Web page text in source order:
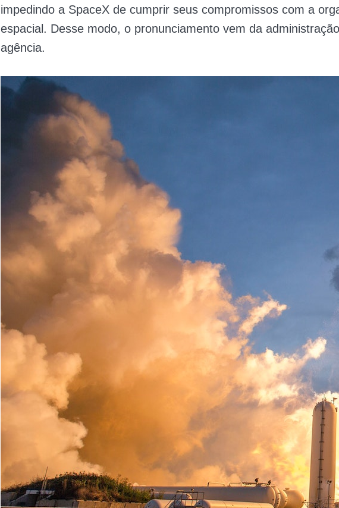
impedindo a SpaceX de cumprir seus compromissos com a
espacial. Desse modo, o pronunciamento vem da
agência.